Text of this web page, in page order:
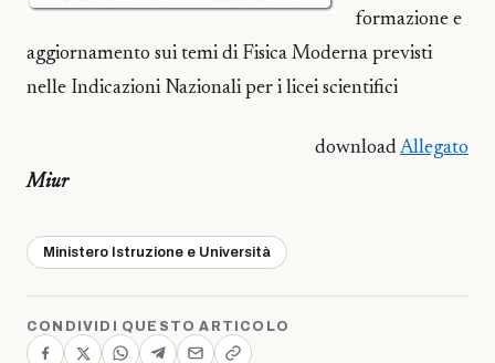
formazione e
aggiornamento sui temi di Fisica Moderna previsti
nelle Indicazioni Nazionali per i licei scientifici
download Allegato
Miur
Ministero Istruzione e Università
CONDIVIDI QUESTO ARTICOLO